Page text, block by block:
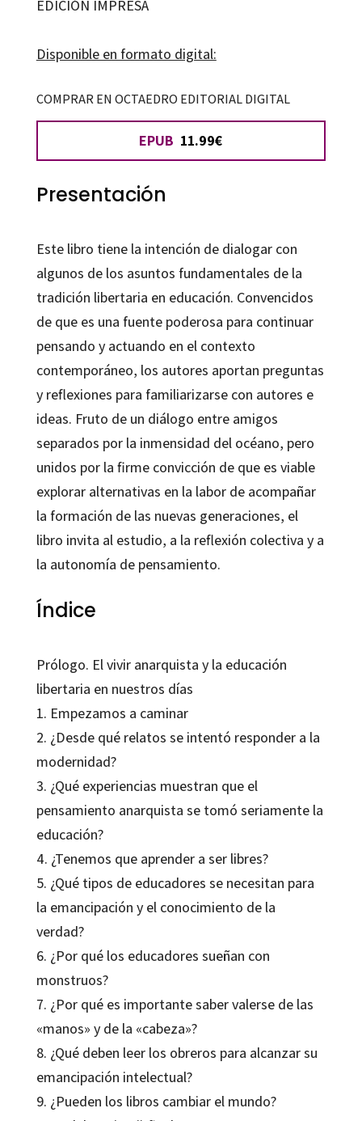
cantidad
EDICIÓN IMPRESA
Disponible en formato digital:
COMPRAR EN OCTAEDRO EDITORIAL DIGITAL
EPUB 11.99€
Presentación
Este libro tiene la intención de dialogar con
algunos de los asuntos fundamentales de la
tradición libertaria en educación. Convencidos
de que es una fuente poderosa para continuar
pensando y actuando en el contexto
contemporáneo, los autores aportan preguntas
y reflexiones para familiarizarse con autores e
ideas. Fruto de un diálogo entre amigos
separados por la inmensidad del océano, pero
unidos por la firme convicción de que es viable
explorar alternativas en la labor de acompañar
la formación de las nuevas generaciones, el
libro invita al estudio, a la reflexión colectiva y a
la autonomía de pensamiento.
Índice
Prólogo. El vivir anarquista y la educación
libertaria en nuestros días
1. Empezamos a caminar
2. ¿Desde qué relatos se intentó responder a la
modernidad?
3. ¿Qué experiencias muestran que el
pensamiento anarquista se tomó seriamente la
educación?
4. ¿Tenemos que aprender a ser libres?
5. ¿Qué tipos de educadores se necesitan para
la emancipación y el conocimiento de la
verdad?
6. ¿Por qué los educadores sueñan con
monstruos?
7. ¿Por qué es importante saber valerse de las
«manos» y de la «cabeza»?
8. ¿Qué deben leer los obreros para alcanzar su
emancipación intelectual?
9. ¿Pueden los libros cambiar el mundo?